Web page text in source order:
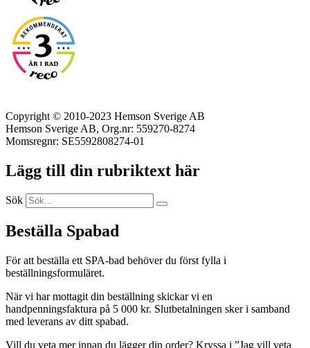
Copyright © 2010-2023 Hemson Sverige AB
Hemson Sverige AB, Org.nr: 559270-8274
Momsregnr: SE5592808274-01
Lägg till din rubriktext här
Sök
Beställa Spabad
För att beställa ett SPA-bad behöver du först fylla i
beställningsformuläret.
När vi har mottagit din beställning skickar vi en
handpenningsfaktura på 5 000 kr. Slutbetalningen sker i samband
med leverans av ditt spabad.
Vill du veta mer innan du lägger din order? Kryssa i ”Jag vill veta